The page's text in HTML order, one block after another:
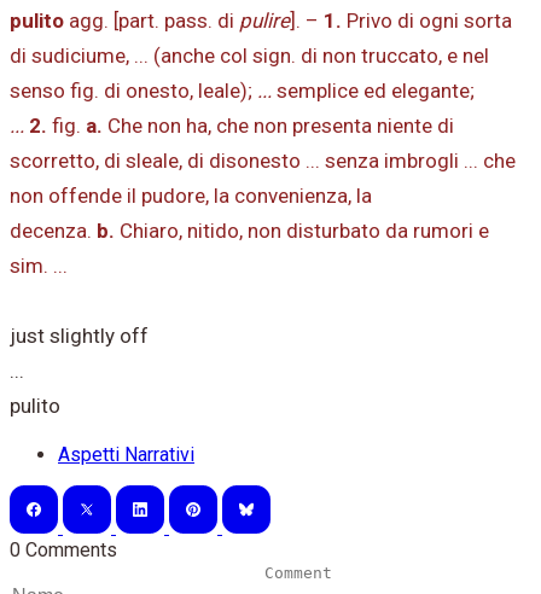
pulito agg. [part. pass. di pulire]. – 1. Privo di ogni sorta
di sudiciume, ... (anche col sign. di non truccato, e nel
senso fig. di onesto, leale); ... semplice ed elegante;
... 2. fig. a. Che non ha, che non presenta niente di
scorretto, di sleale, di disonesto ... senza imbrogli ... che
non offende il pudore, la convenienza, la
decenza. b. Chiaro, nitido, non disturbato da rumori e
sim. ...
just slightly off
​...
pulito
Aspetti Narrativi
0 Comments